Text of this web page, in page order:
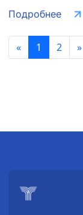
Подробнее
« 1 2 »